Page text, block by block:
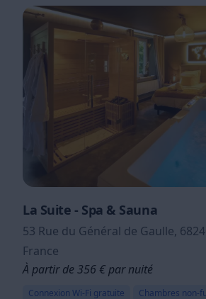
La Suite - Spa & Sauna
53 Rue du Général de Gaulle,
France
À partir de 356 € par nuité
Connexion Wi-Fi gratuite
Chambres non-